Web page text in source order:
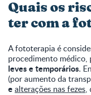
Quais os
ter com a
A fototerapia é
procedimento médico,
leves e temporários.
(por aumento da
e alterações nas fezes,